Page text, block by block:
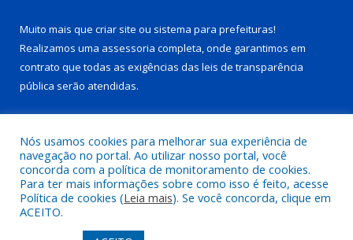
Muito mais que criar site ou sistema para prefeituras!
Realizamos uma assessoria completa, onde garantimos em
contrato que todas as exigências das leis de transparência
pública serão atendidas.
Todos os direitos reservados a Prefeitura Municipal de Juruti.
Nós usamos cookies para melhorar sua experiência de
navegação no portal. Ao utilizar nosso portal, você
concorda com a política de monitoramento de cookies.
Para ter mais informações sobre como isso é feito, acesse
Política de cookies (Leia mais). Se você concorda, clique em
ACEITO.